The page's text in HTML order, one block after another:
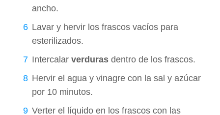
ancho.
Lavar y hervir los frascos vacíos para
esterilizados.
Intercalar verduras dentro de los frascos.
Hervir el agua y vinagre con la sal y azúcar
por 10 minutos.
Verter el líquido en los frascos con las